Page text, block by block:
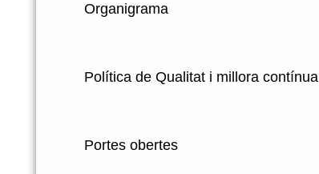
Organigrama
Política de Qualitat i millora contínua
Portes obertes